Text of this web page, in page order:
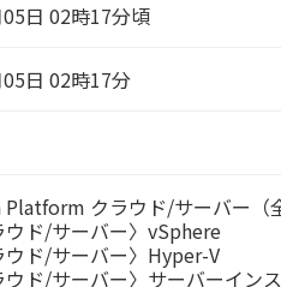
日 02時17分頃
日 02時17分
クラウド/サーバー（
ウド/サーバー〉vSphere
ウド/サーバー〉Hyper-V
ウド/サーバー〉サーバーイン